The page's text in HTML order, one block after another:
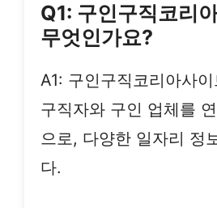
Q1: 구인구직코리
무엇인가요?
A1: 구인구직코리아사
구직자와 구인 업체를
으로, 다양한 일자리 정
다.